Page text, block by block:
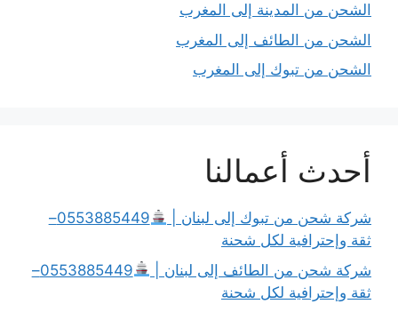
الشحن من المدينة إلى المغرب
الشحن من الطائف إلى المغرب
الشحن من تبوك إلى المغرب
أحدث أعمالنا
شركة شحن من تبوك إلى لبنان |
0553885449–
ثقة وإحترافية لكل شحنة
شركة شحن من الطائف إلى لبنان |
0553885449–
ثقة وإحترافية لكل شحنة